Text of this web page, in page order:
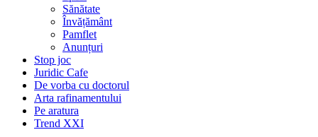
Sănătate
Învățământ
Pamflet
Anunțuri
Stop joc
Juridic Cafe
De vorba cu doctorul
Arta rafinamentului
Pe aratura
Trend XXI